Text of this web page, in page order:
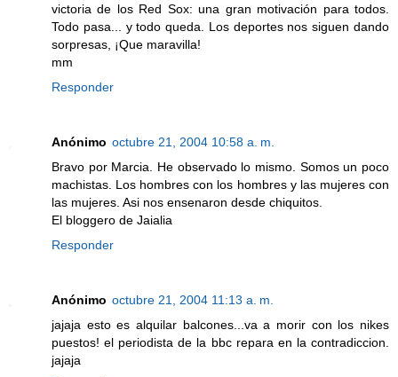
victoria de los Red Sox: una gran motivación para todos.
Todo pasa... y todo queda. Los deportes nos siguen dando
sorpresas, ¡Que maravilla!
mm
Responder
Anónimo octubre 21, 2004 10:58 a. m.
Bravo por Marcia. He observado lo mismo. Somos un poco
machistas. Los hombres con los hombres y las mujeres con
las mujeres. Asi nos ensenaron desde chiquitos.
El bloggero de Jaialia
Responder
Anónimo octubre 21, 2004 11:13 a. m.
jajaja esto es alquilar balcones...va a morir con los nikes
puestos! el periodista de la bbc repara en la contradiccion.
jajaja